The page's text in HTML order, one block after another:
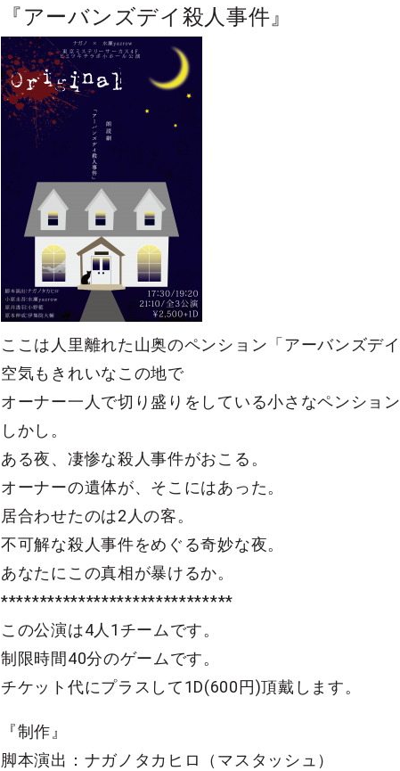
『アーバンズデイ殺人事件』
ここは人里離れた山奥のペンション「アーバンズデイ
空気もきれいなこの地で
オーナー一人で切り盛りをしている小さなペンション
しかし。
ある夜、凄惨な殺人事件がおこる。
オーナーの遺体が、そこにはあった。
居合わせたのは2人の客。
不可解な殺人事件をめぐる奇妙な夜。
あなたにこの真相が暴けるか。
******************************
この公演は4人1チームです。
制限時間40分のゲームです。
チケット代にプラスして1D(600円)頂戴します。
『制作』
脚本演出：ナガノタカヒロ（マスタッシュ）